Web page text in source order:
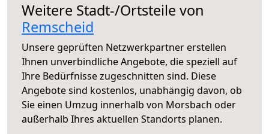
Weitere Stadt-/Ortsteile von
Remscheid
Unsere geprüften Netzwerkpartner erstellen
Ihnen unverbindliche Angebote, die speziell auf
Ihre Bedürfnisse zugeschnitten sind. Diese
Angebote sind kostenlos, unabhängig davon, ob
Sie einen Umzug innerhalb von Morsbach oder
außerhalb Ihres aktuellen Standorts planen.